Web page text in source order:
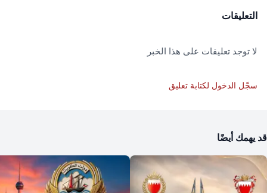
التعليقات
لا توجد تعليقات على هذا الخبر
سجّل الدخول لكتابة تعليق
قد يهمك أيضًا